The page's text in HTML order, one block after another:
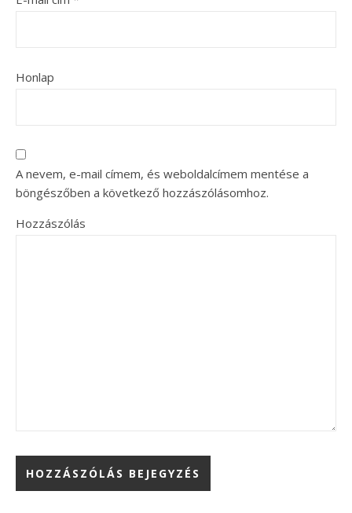
Honlap
A nevem, e-mail címem, és weboldalcímem mentése a
böngészőben a következő hozzászólásomhoz.
Hozzászólás